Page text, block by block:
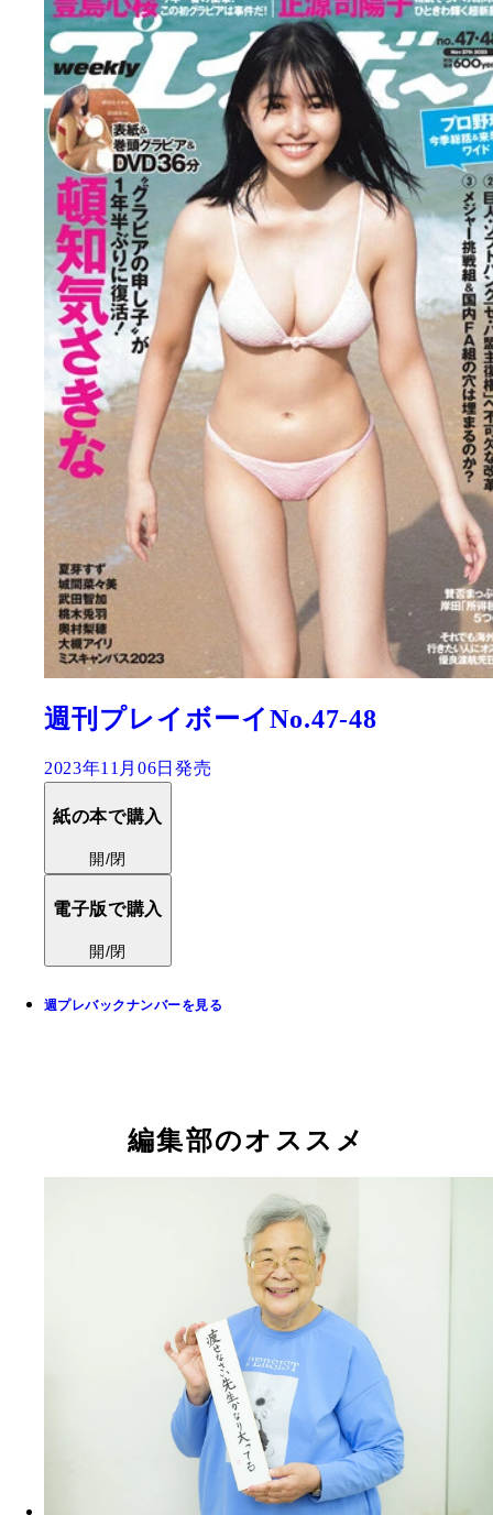
週刊プレイボーイNo.47-48
2023年11月06日発売
紙の本で購入
開/閉
電子版で購入
開/閉
週プレバックナンバーを見る
編集部のオススメ